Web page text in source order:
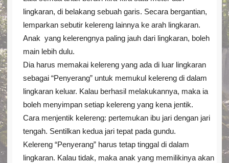
lingkaran, di belakang sebuah garis. Secara bergantian,
lemparkan sebutir kelereng lainnya ke arah lingkaran.
Anak yang kelerengnya paling jauh dari lingkaran, boleh
main lebih dulu.
Dia harus memakai kelereng yang ada di luar lingkaran
sebagai “Penyerang” untuk memukul kelereng di dalam
lingkaran keluar. Kalau berhasil melakukannya, maka ia
boleh menyimpan setiap kelereng yang kena jentik.
Cara menjentik kelereng: pertemukan ibu jari dengan jari
tengah. Sentilkan kedua jari tepat pada gundu.
Kelereng “Penyerang” harus tetap tinggal di dalam
lingkaran. Kalau tidak, maka anak yang memilikinya akan